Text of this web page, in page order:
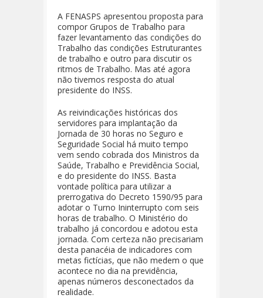
A FENASPS apresentou proposta para
compor Grupos de Trabalho para
fazer levantamento das condições do
Trabalho das condições Estruturantes
de trabalho e outro para discutir os
ritmos de Trabalho. Mas até agora
não tivemos resposta do atual
presidente do INSS.
As reivindicações históricas dos
servidores para implantação da
Jornada de 30 horas no Seguro e
Seguridade Social há muito tempo
vem sendo cobrada dos Ministros da
Saúde, Trabalho e Previdência Social,
e do presidente do INSS. Basta
vontade política para utilizar a
prerrogativa do Decreto 1590/95 para
adotar o Turno Ininterrupto com seis
horas de trabalho. O Ministério do
trabalho já concordou e adotou esta
jornada. Com certeza não precisariam
desta panacéia de indicadores com
metas fictícias, que não medem o que
acontece no dia na previdência,
apenas números desconectados da
realidade.